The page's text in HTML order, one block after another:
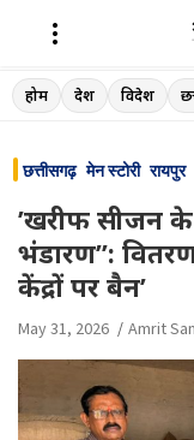
Skip
to
होम देश विदेश
छत्तीसगढ़ मेन स्टोरी रायपुर
’खरीफ सीजन के
भंडारण’’:
केंद्रों पर बैन’
May 31, 2026 Amrit